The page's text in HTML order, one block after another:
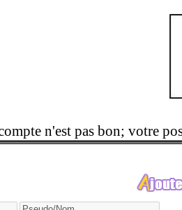
n'est pas bon; votre